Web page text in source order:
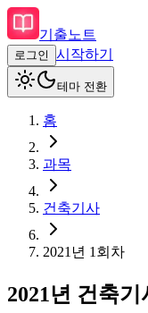
기출노트
로그인 시작하기
테마 전환
홈
과목
건축기사
2021 년 1회차
2021년 건축기